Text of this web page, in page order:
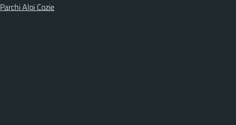
Parchi Alpi Cozie